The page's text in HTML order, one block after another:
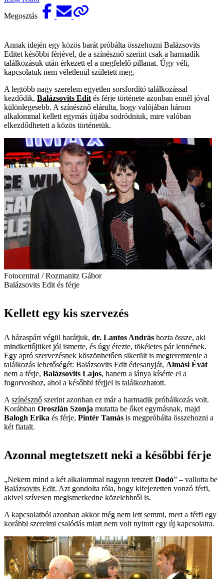
Megosztás
Annak idején egy közös barát próbálta összehozni Balázsovits
Editet későbbi férjével, de a színésznő szerint csak a harmadik
találkozásuk után érkezett el a megfelelő pillanat. Úgy véli,
kapcsolatuk nem véletlenül született meg.
A legtöbb nagy szerelem egyetlen sorsfordító találkozással
kezdődik, Balázsovits Edit és férje története azonban ennél jóval
különlegesebb. A színésznő elárulta, hogy valójában három
alkalommal kellett egymás útjába sodródniuk, mire valóban
elkezdődhetett a közös történetük.
Fotocentral / Rozmanitz Gábor
Balázsovits Edit és férje
Kellett egy kis szervezés
A házaspárt végül barátjuk, dr. Lantos András hozta össze, aki
mindkettőjüket jól ismerte, és úgy érezte, tökéletes pár lennének.
Egy apró szervezésnek köszönhetően sikerült is megteremtenie a
találkozás lehetőségét: Balázsovits Edit édesanyját, Almási Évát
nem a férje, Balázsovits Lajos, hanem a lánya kísérte el a
fogorvoshoz, ahol a későbbi férjjel is találkozhatott.
A színésznő szerint azonban ez már a harmadik próbálkozás volt.
Korábban Oroszlán Szonja mutatta be őket egymásnak, majd
Balogh Erika és férje, Pintér Tamás is megpróbálta összehozni a
két fiatalt.
Azonnal megtetszett neki a későbbi férje
„Nekem mind a két alkalommal nagyon tetszett Dodó” – vallotta be
Balázsovits Edit. Azt gondolta róla, hogy kifejezetten vonzó férfi,
akivel szívesen megismerkedne közelebbről is.
A kapcsolatból azonban akkor még nem lett semmi, mert a férfi egy
korábbi szerelmi csalódás miatt nem volt nyitott egy új kapcsolatra.